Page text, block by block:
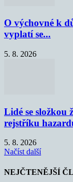
O výchovné k
vyplatí se...
5. 8. 2026
Lidé se složkou
rejstříku
5. 8. 2026
Načíst další
NEJČTENĚJŠÍ